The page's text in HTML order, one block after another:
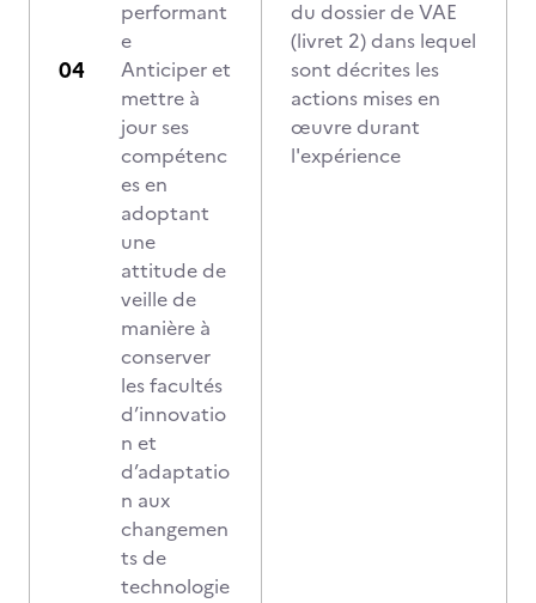
performant
e
Anticiper et
mettre à
jour ses
compétenc
es en
adoptant
une
attitude de
veille de
manière à
conserver
les facultés
d’innovatio
n et
d’adaptatio
n aux
changemen
ts de
technologie
du dossier de VAE
(livret 2) dans lequel
sont décrites les
actions mises en
œuvre durant
l'expérience